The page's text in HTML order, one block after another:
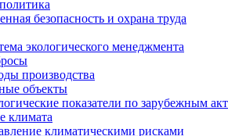
безопасность и охрана труда
экологического менеджмента
производства
объекты
показатели по зарубежным
климата
климатическими рисками